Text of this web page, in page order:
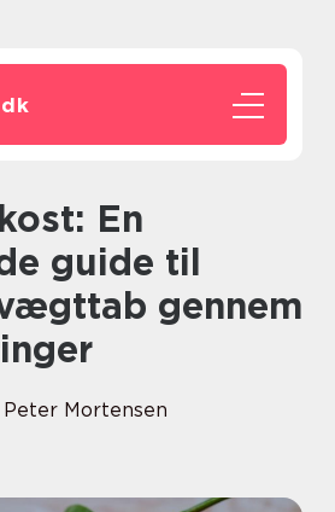
dk
guide til
gennem
Peter Mortensen